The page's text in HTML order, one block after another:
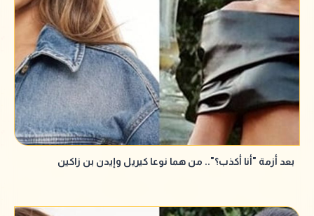
بعد أزمة "أنا أكذب؟".. من هما نوعا كيريل وإيدن بن زاكين